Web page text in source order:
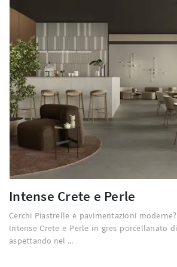
Intense Crete e Perle
Cerchi Piastrelle e pavimentazioni
Intense Crete e Perle in gres porcellanato
aspettando nel ...